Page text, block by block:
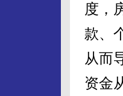
度，
款、
从而
资金